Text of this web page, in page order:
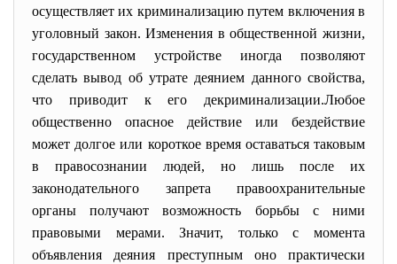
осуществляет их криминализацию путем включения в
уголовный закон. Изменения в общественной жизни,
государственном устройстве иногда позволяют
сделать вывод об утрате деянием данного свойства,
что приводит к его декриминализации.Любое
общественно опасное действие или бездействие
может долгое или короткое время оставаться таковым
в правосознании людей, но лишь после их
законодательного запрета правоохранительные
органы получают возможность борьбы с ними
правовыми мерами. Значит, только с момента
объявления деяния преступным оно практически